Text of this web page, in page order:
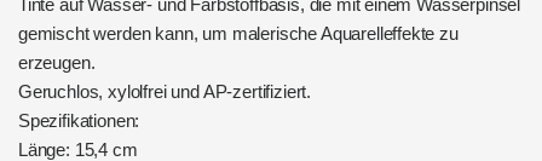
gemischt werden kann, um malerische Aquarelleffekte zu
erzeugen.
Geruchlos, xylolfrei und AP-zertifiziert.
Spezifikationen:
Länge: 15,4 cm